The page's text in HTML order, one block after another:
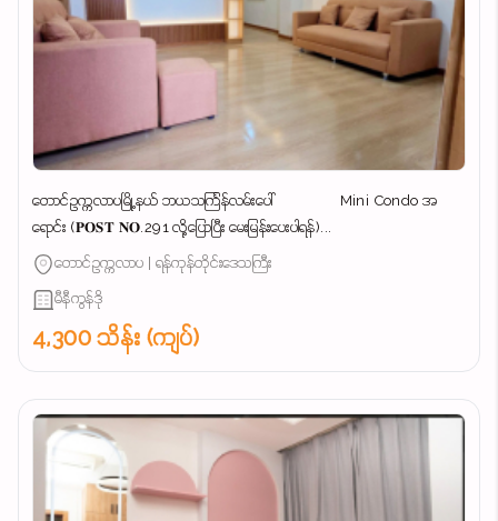
တောင်ဥက္ကလာပမြို့နယ် ဘယသင်္ကြန်လမ်းပေါ် Mini Condo အ
ရောင်း (𝐏𝐎𝐒𝐓 𝐍𝐎.291 လို့ပြောပြီး မေးမြန်းပေးပါရန်)...
တောင်ဥက္ကလာပ | ရန်ကုန်တိုင်းဒေသကြီး
မီနီကွန်ဒို
4,300 သိန်း (ကျပ်)